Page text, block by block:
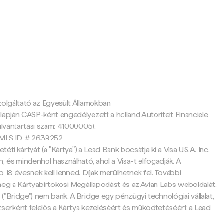
az Egyesült Államokban
CASP-ként engedélyezett a holland Autoriteit Financiële
szám: 41000005).
ID # 2639252
kártyát (a "Kártya") a Lead Bank bocsátja ki a Visa U.S.A. Inc.
és mindenhol használható, ahol a Visa-t elfogadják. A
18 évesnek kell lenned. Díjak merülhetnek fel. További
a Kártyabirtokosi Megállapodást és az Avian Labs weboldalát.
nem bank. A Bridge egy pénzügyi technológiai vállalat,
felelős a Kártya kezeléséért és működtetéséért a Lead